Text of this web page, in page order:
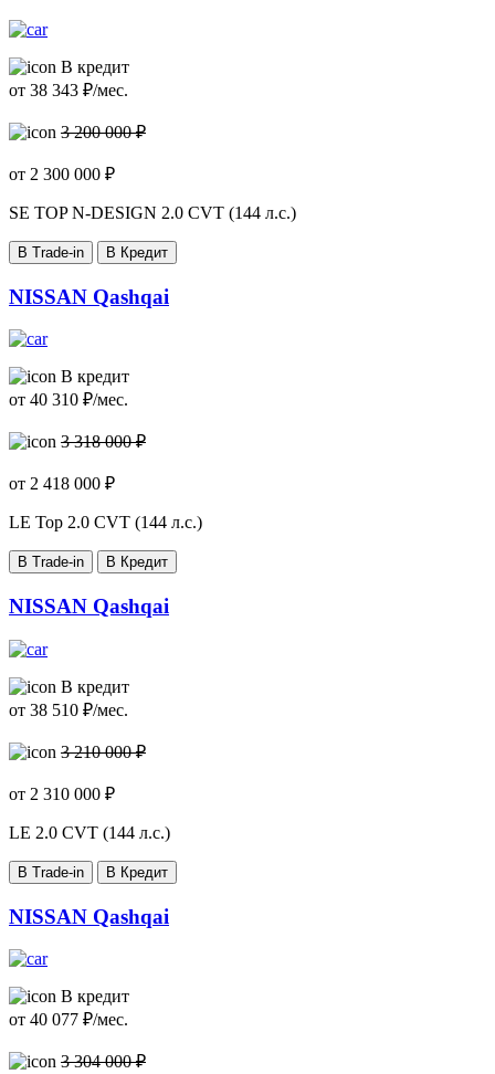
В кредит
от 38 343 ₽/мес.
3 200 000 ₽
от 2 300 000 ₽
SE TOP N-DESIGN 2.0 CVT (144 л.с.)
В Trade-in В Кредит
NISSAN Qashqai
В кредит
от 40 310 ₽/мес.
3 318 000 ₽
от 2 418 000 ₽
LE Top 2.0 CVT (144 л.с.)
В Trade-in В Кредит
NISSAN Qashqai
В кредит
от 38 510 ₽/мес.
3 210 000 ₽
от 2 310 000 ₽
LE 2.0 CVT (144 л.с.)
В Trade-in В Кредит
NISSAN Qashqai
В кредит
от 40 077 ₽/мес.
3 304 000 ₽